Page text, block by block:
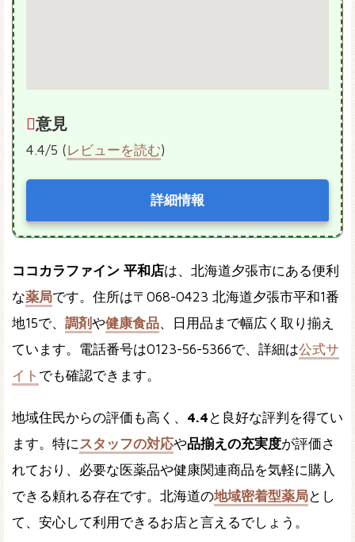
意見
4.4/5 (レビューを読む)
詳細情報
ココカラファイン 平和店は、北海道夕張市にある便利
な薬局です。住所は〒068-0423 北海道夕張市平和1番
地15で、 調剤や健康食品、日用品まで幅広く取り揃え
ています。電話番号は0123-56-5366で、詳細は公式サ
イト でも確認できます。
地域住民からの評価も高く、 4.4 と良好な評判を得てい
ます。特にスタッフの対応や品揃えの充実度が評価さ
れており、必要な医薬品や健康関連商品を気軽に購入
できる頼れる存在です。北海道の地域密着型薬局とし
て、安心して利用できるお店と言えるでしょう。